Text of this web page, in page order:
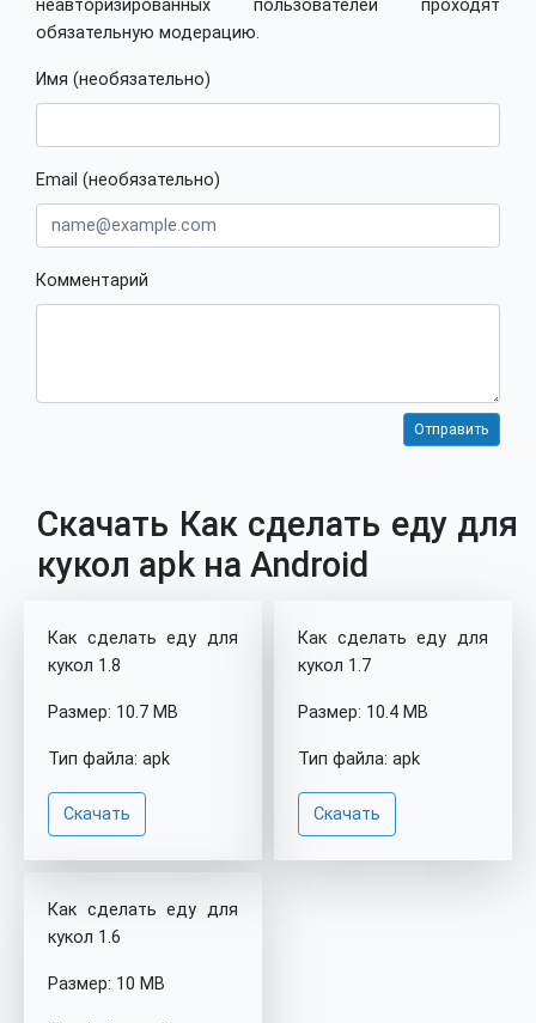
неавторизированных пользователей проходят
обязательную модерацию.
Имя (необязательно)
Email (необязательно)
Комментарий
Скачать Как сделать еду для
кукол apk на Android
Как сделать еду для
кукол 1.8
Размер: 10.7 MB
Тип файла: apk
Скачать
Как сделать еду для
кукол 1.7
Размер: 10.4 MB
Тип файла: apk
Скачать
Как сделать еду для
кукол 1.6
Размер: 10 MB